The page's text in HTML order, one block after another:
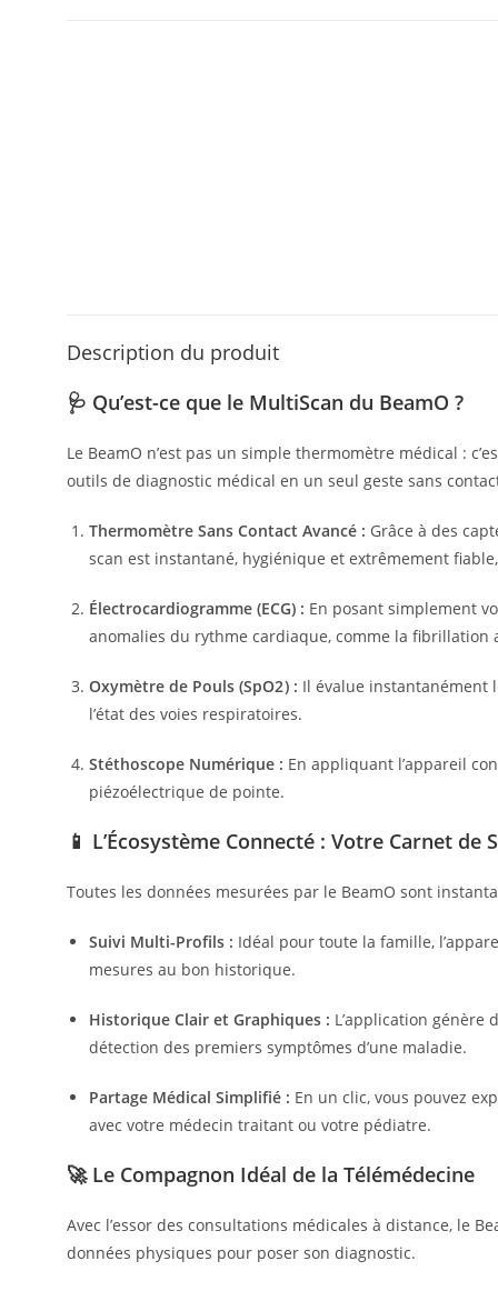
Description du produit
🩺 Qu’est-ce que le MultiScan du BeamO ?
Le BeamO n’est pas un simple thermomètre médical :
outils de diagnostic médical en un seul geste sans
Thermomètre Sans Contact Avancé : Grâce à des
scan est instantané, hygiénique et extrêmement
Électrocardiogramme (ECG) : En posant simplement
anomalies du rythme cardiaque, comme la fibrillation
Oxymètre de Pouls (SpO2) : Il évalue instantanément
l’état des voies respiratoires.
Stéthoscope Numérique : En appliquant l’appareil
piézoélectrique de pointe.
📱 L’Écosystème Connecté : Votre Carnet de
Toutes les données mesurées par le BeamO sont
Suivi Multi-Profils : Idéal pour toute la famille,
mesures au bon historique.
Historique Clair et Graphiques : L’application génère
détection des premiers symptômes d’une maladie.
Partage Médical Simplifié : En un clic, vous pouvez
avec votre médecin traitant ou votre pédiatre.
🚀 Le Compagnon Idéal de la Télémédecine
Avec l’essor des consultations médicales à distance, le
données physiques pour poser son diagnostic.